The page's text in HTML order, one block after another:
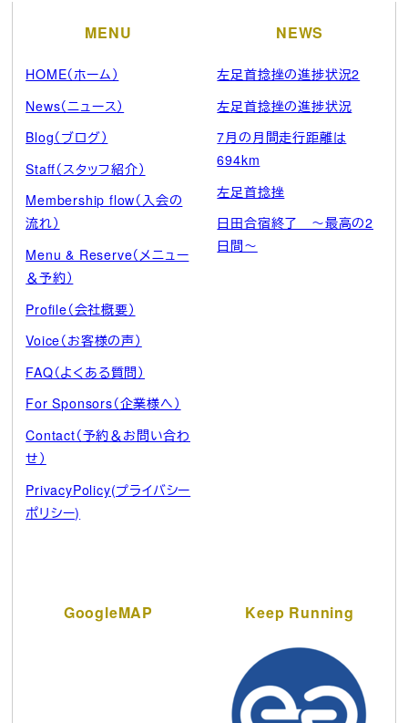
MENU
HOME（ホーム）
News（ニュース）
Blog（ブログ）
Staff（スタッフ紹介）
Membership flow（入会の
流れ）
Menu & Reserve（メニュー
＆予約）
Profile（会社概要）
Voice（お客様の声）
FAQ（よくある質問）
For Sponsors（企業様へ）
Contact（予約＆お問い合わ
せ）
PrivacyPolicy(プライバシー
ポリシー)
NEWS
左足首捻挫の進捗状況2
左足首捻挫の進捗状況
7月の月間走行距離は
694km
左足首捻挫
日田合宿終了 ～最高の2
日間～
GoogleMAP Keep Running